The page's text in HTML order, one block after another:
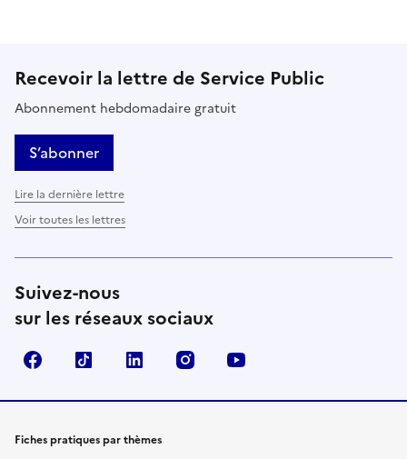
Recevoir la lettre de Service Public
Abonnement hebdomadaire gratuit
S’abonner
Lire la dernière lettre
Voir toutes les lettres
Suivez-nous
sur les réseaux sociaux
FacebookTikTok LinkedIn Instagram
Fiches pratiques par thèmes